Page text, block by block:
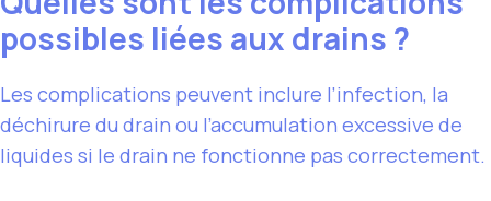
possibles liées aux drains ?
Les complications peuvent inclure l’infection, la
déchirure du drain ou l’accumulation excessive de
liquides si le drain ne fonctionne pas correctement.